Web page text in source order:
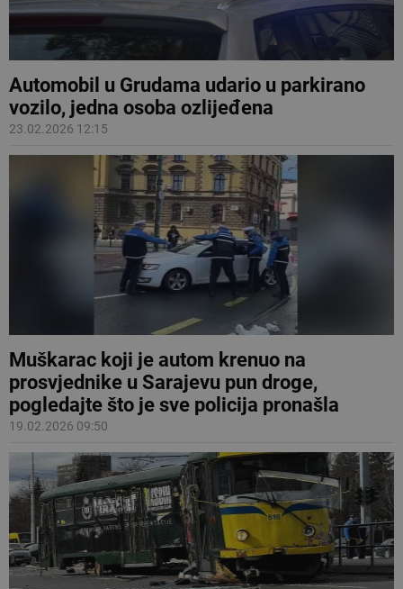
Automobil u Grudama udario u parkirano
vozilo, jedna osoba ozlijeđena
23.02.2026 12:15
Muškarac koji je autom krenuo na
prosvjednike u Sarajevu pun droge,
pogledajte što je sve policija pronašla
19.02.2026 09:50